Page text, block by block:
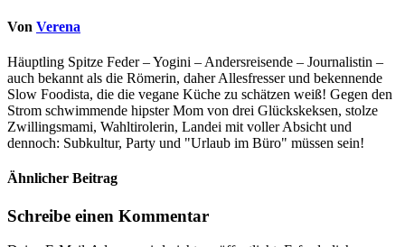
Von Verena
Häuptling Spitze Feder – Yogini – Andersreisende – Journalistin –
auch bekannt als die Römerin, daher Allesfresser und bekennende
Slow Foodista, die die vegane Küche zu schätzen weiß! Gegen den
Strom schwimmende hipster Mom von drei Glückskeksen, stolze
Zwillingsmami, Wahltirolerin, Landei mit voller Absicht und
dennoch: Subkultur, Party und "Urlaub im Büro" müssen sein!
Ähnlicher Beitrag
Schreibe einen Kommentar